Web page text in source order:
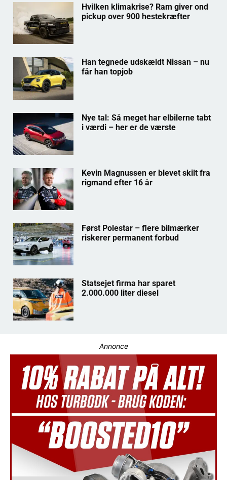
Hvilken klimakrise? Ram giver ond
pickup over 900 hestekræfter
Han tegnede udskældt Nissan – nu
får han topjob
Nye tal: Så meget har elbilerne tabt
i værdi – her er de værste
Kevin Magnussen er blevet skilt fra
rigmand efter 16 år
Først Polestar – flere bilmærker
riskerer permanent forbud
Statsejet firma har sparet
2.000.000 liter diesel
Annonce